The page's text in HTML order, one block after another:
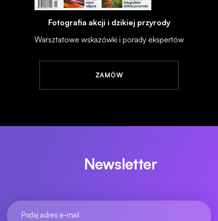
Fotografia akcji i dzikiej przyrody
Warsztatowe wskazówki i porady ekspertów
ZAMÓW
Newsletter